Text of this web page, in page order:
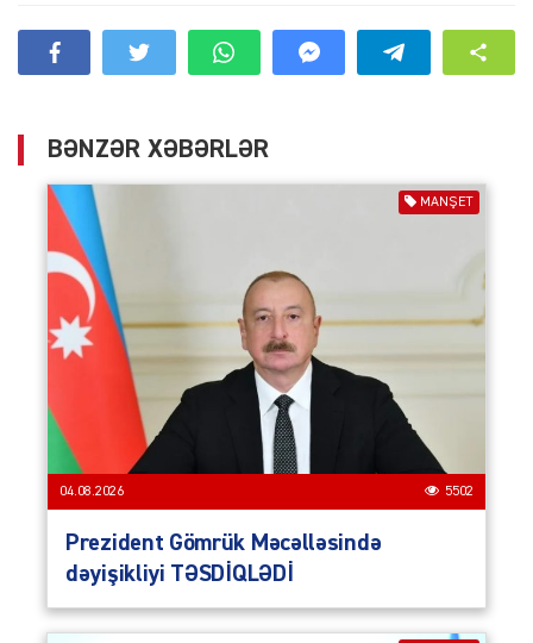
BƏNZƏR XƏBƏRLƏR
MANŞET
04.08.2026 5502
Prezident Gömrük Məcəlləsində
dəyişikliyi TƏSDİQLƏDİ